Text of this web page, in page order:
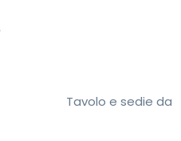
Tavolo e sedie da